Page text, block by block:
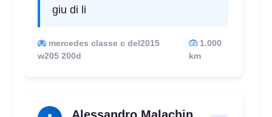
giu di li
mercedes classe c del2015
w205 200d
1.000
km